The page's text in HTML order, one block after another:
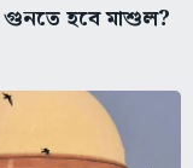
হবে মাশুল?